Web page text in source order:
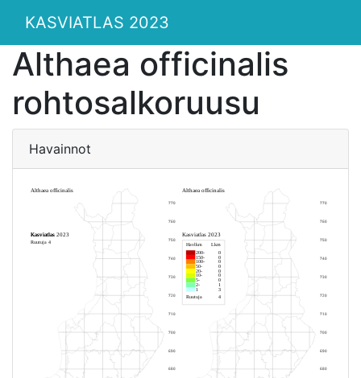
KASVIATLAS 2023
Althaea officinalis
rohtosalkoruusu
Havainnot